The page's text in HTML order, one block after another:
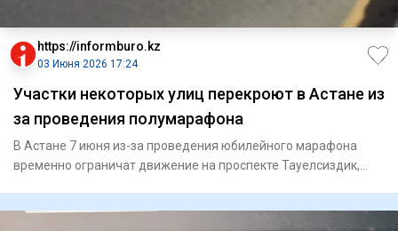
https://informburo.kz
03 Июня 2026 17:24
Участки некоторых улиц перекроют в Астане из
за проведения полумарафона
В Астане 7 июня из-за проведения юбилейного марафона
временно ограничат движение на проспекте Тауелсиздик,